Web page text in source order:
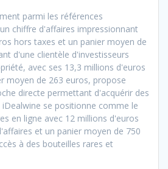
parmi les références
chiffre d'affaires impressionnant
hors taxes et un panier moyen de
d'une clientèle d'investisseurs
avec ses 13,3 millions d'euros
moyen de 263 euros, propose
directe permettant d'acquérir des
se positionne comme le
en ligne avec 12 millions d'euros
et un panier moyen de 750
à des bouteilles rares et